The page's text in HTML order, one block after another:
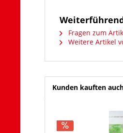
Fragen zum
Weitere Artikel
Kunden kauften